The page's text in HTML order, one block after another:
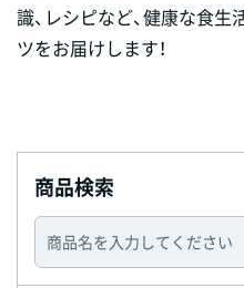
識、レシピなど、健康な食
ツをお届けします！
商品検索